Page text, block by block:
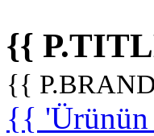
{{
{{
{{ 'Ürünün